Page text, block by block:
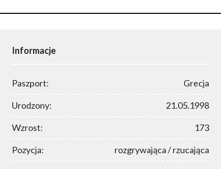
Informacje
Paszport: Grecja
Urodzony: 21.05.1998
Wzrost: 173
Pozycja: rozgrywająca / rzucająca